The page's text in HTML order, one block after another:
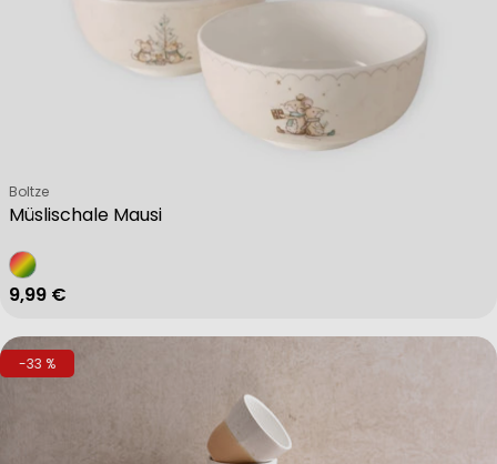
Müslischale Mausi
Verkäufer:
Boltze
Regulärer Preis
9,99 €
-33 %